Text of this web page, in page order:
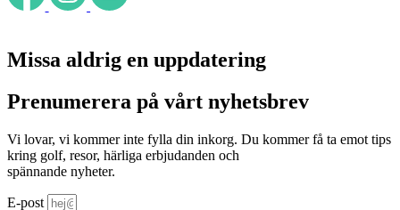
Missa aldrig en uppdatering
Prenumerera på vårt nyhetsbrev
Vi lovar, vi kommer inte fylla din inkorg. Du kommer få ta emot tips
kring golf, resor, härliga erbjudanden och
spännande nyheter.
E-post